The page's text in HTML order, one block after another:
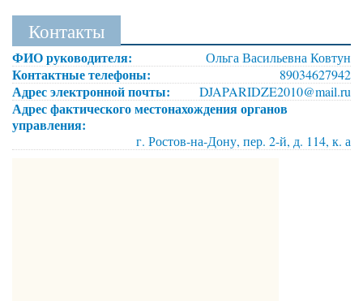
Контакты
ФИО руководителя: Ольга Васильевна Ковтун
Контактные телефоны: 89034627942
Адрес электронной почты: DJAPARIDZE2010@mail.ru
Адрес фактического местонахождения органов
управления:
г. Ростов-на-Дону, пер. 2-й, д. 114, к. а